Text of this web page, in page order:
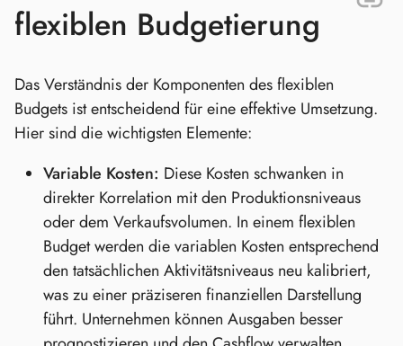
flexiblen Budgetierung
Das Verständnis der Komponenten des flexiblen
Budgets ist entscheidend für eine effektive Umsetzung.
Hier sind die wichtigsten Elemente:
Variable Kosten: Diese Kosten schwanken in
direkter Korrelation mit den Produktionsniveaus
oder dem Verkaufsvolumen. In einem flexiblen
Budget werden die variablen Kosten entsprechend
den tatsächlichen Aktivitätsniveaus neu kalibriert,
was zu einer präziseren finanziellen Darstellung
führt. Unternehmen können Ausgaben besser